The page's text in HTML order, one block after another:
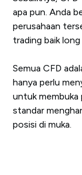
apa pun. Anda
perusahaan
trading baik
Semua CFD
hanya perlu
untuk membuka
standar
posisi di muka.